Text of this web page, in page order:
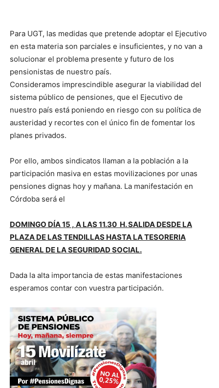
Para UGT, las medidas que pretende adoptar el Ejecutivo
en esta materia son parciales e insuficientes, y no van a
solucionar el problema presente y futuro de los
pensionistas de nuestro país.
Consideramos imprescindible asegurar la viabilidad del
sistema público de pensiones, que el Ejecutivo de
nuestro país está poniendo en riesgo con su política de
austeridad y recortes con el único fin de fomentar los
planes privados.
Por ello, ambos sindicatos llaman a la población a la
participación masiva en estas movilizaciones por unas
pensiones dignas hoy y mañana. La manifestación en
Córdoba será el
DOMINGO DÍA 15 , A LAS 11.30 H. SALIDA DESDE LA
PLAZA DE LAS TENDILLAS HASTA LA TESORERIA
GENERAL DE LA SEGURIDAD SOCIAL.
Dada la alta importancia de estas manifestaciones
esperamos contar con vuestra participación.